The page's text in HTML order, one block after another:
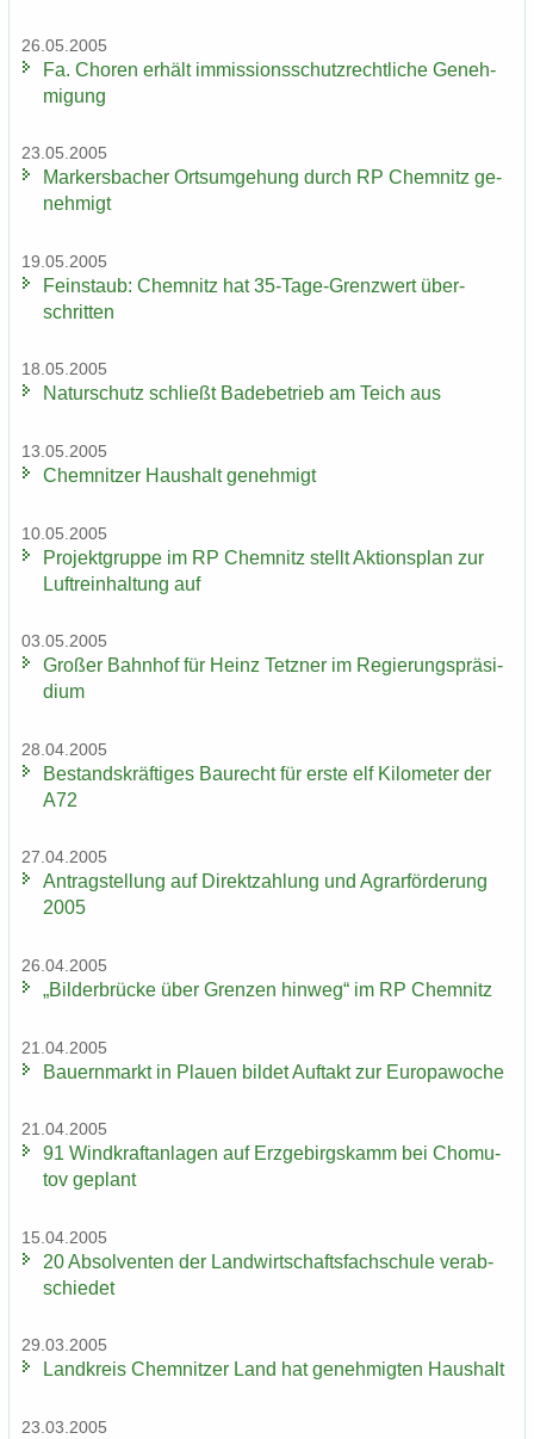
26.05.2005
Fa. Cho­ren er­hält im­mis­si­ons­schutz­recht­li­che Ge­neh­
mi­gung
23.05.2005
Mar­kers­ba­cher Orts­um­ge­hung durch RP Chem­nitz ge­
neh­migt
19.05.2005
Fein­staub: Chem­nitz hat 35-​Tage-Grenzwert über­
schrit­ten
18.05.2005
Na­tur­schutz schließt Ba­de­be­trieb am Teich aus
13.05.2005
Chem­nit­zer Haus­halt ge­neh­migt
10.05.2005
Pro­jekt­grup­pe im RP Chem­nitz stellt Ak­ti­ons­plan zur
Luft­rein­hal­tung auf
03.05.2005
Gro­ßer Bahn­hof für Heinz Tetz­ner im Re­gie­rungs­prä­si­
di­um
28.04.2005
Be­stands­kräf­ti­ges Bau­recht für erste elf Ki­lo­me­ter der
A72
27.04.2005
An­trag­stel­lung auf Di­rekt­zah­lung und Agrar­för­de­rung
2005
26.04.2005
„Bil­der­brü­cke über Gren­zen hin­weg“ im RP Chem­nitz
21.04.2005
Bau­ern­markt in Plau­en bil­det Auf­takt zur Eu­ro­pa­wo­che
21.04.2005
91 Wind­kraft­an­la­gen auf Erz­ge­birgs­kamm bei Chomu­
tov ge­plant
15.04.2005
20 Ab­sol­ven­ten der Land­wirt­schafts­fach­schu­le ver­ab­
schie­det
29.03.2005
Land­kreis Chem­nit­zer Land hat ge­neh­mig­ten Haus­halt
23.03.2005